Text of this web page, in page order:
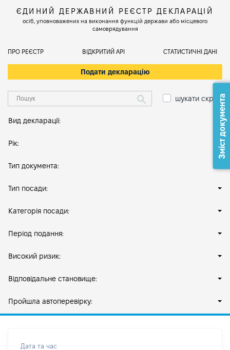
ЄДИНИЙ ДЕРЖАВНИЙ РЕЄСТР ДЕКЛАРАЦІЙ
осіб, уповноважених на виконання функцій держави або місцевого
самоврядування
ПРО РЕЄСТР ВІДКРИТИЙ АРІ СТАТИСТИЧНІ ДАНІ
Подати декларацію
шукати скрізь
Вид декларації:
Рік:
Тип документа:
Тип посади:
Категорія посади:
Період подання:
Високий ризик:
Відповідальне становище:
Пройшла автоперевірку:
Дата та час
Зміст документа